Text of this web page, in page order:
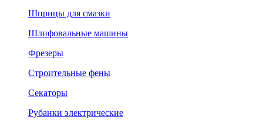
Шприцы для смазки
Шлифовальные машины
Фрезеры
Строительные фены
Секаторы
Рубанки электрические